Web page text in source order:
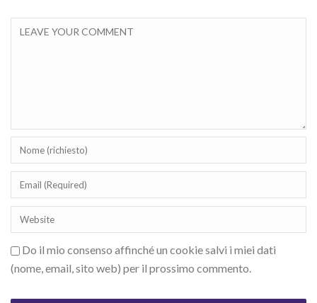
Do il mio consenso affinché un cookie salvi i miei dati
(nome, email, sito web) per il prossimo commento.